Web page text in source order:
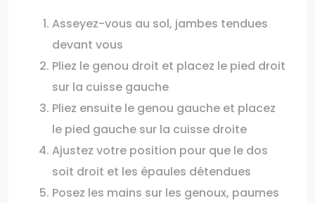
Asseyez-vous au sol, jambes tendues
devant vous
Pliez le genou droit et placez le pied droit
sur la cuisse gauche
Pliez ensuite le genou gauche et placez
le pied gauche sur la cuisse droite
Ajustez votre position pour que le dos
soit droit et les épaules détendues
Posez les mains sur les genoux, paumes